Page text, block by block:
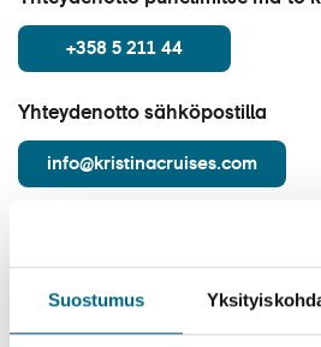
Suostumus
Matkatyypit
Matkakalenteri
Laivat
Meistä
+358 5 211 44
Yhteydenotto sähköpostilla
info@kristinacruises.com
Asiakaspalvelu